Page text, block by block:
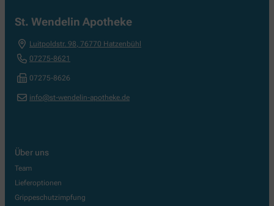
St. Wendelin Apotheke
Luitpoldstr. 98 76770 Hatzenbühl
07275-8621
07275-8626
info@st-wendelin-apotheke.de
Über uns
Team
Lieferoptionen
Grippeschutzimpfung